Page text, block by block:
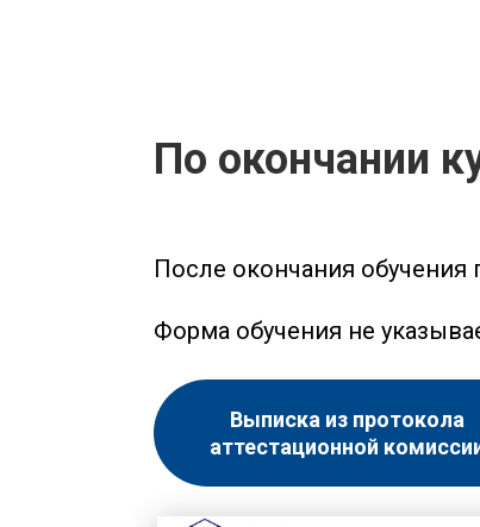
По окончании
После окончания
Форма обучения не
Выписка из протокола
аттестационной